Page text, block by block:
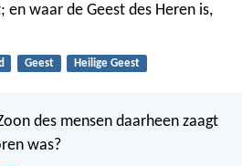
en waar de Geest des Heren is,
Geest Heilige Geest
des mensen daarheen zaagt
was?